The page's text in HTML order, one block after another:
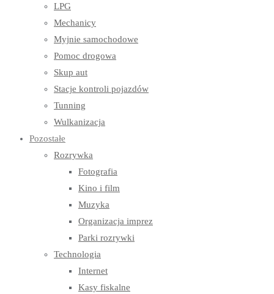
LPG
Mechanicy
Myjnie samochodowe
Pomoc drogowa
Skup aut
Stacje kontroli pojazdów
Tunning
Wulkanizacja
Pozostałe
Rozrywka
Fotografia
Kino i film
Muzyka
Organizacja imprez
Parki rozrywki
Technologia
Internet
Kasy fiskalne